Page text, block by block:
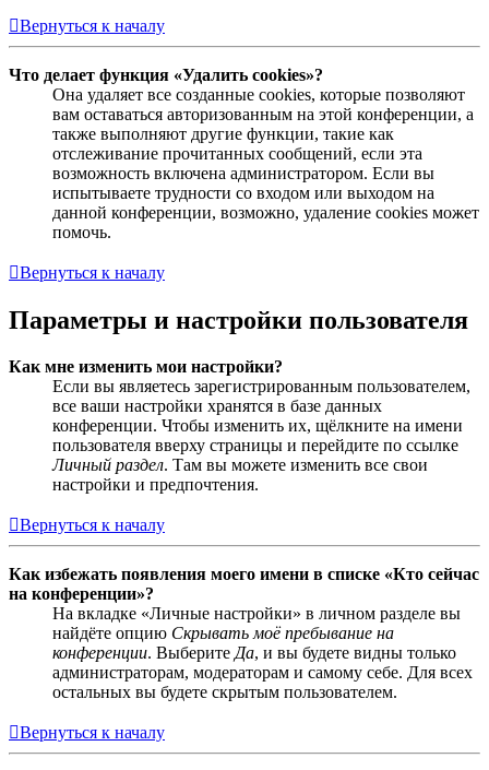
Вернуться к началу
Что делает функция «Удалить cookies»?
Она удаляет все созданные cookies, которые позволяют
вам оставаться авторизованным на этой конференции, а
также выполняют другие функции, такие как
отслеживание прочитанных сообщений, если эта
возможность включена администратором. Если вы
испытываете трудности со входом или выходом на
данной конференции, возможно, удаление cookies может
помочь.
Вернуться к началу
Параметры и настройки пользователя
Как мне изменить мои настройки?
Если вы являетесь зарегистрированным пользователем,
все ваши настройки хранятся в базе данных
конференции. Чтобы изменить их, щёлкните на имени
пользователя вверху страницы и перейдите по ссылке
Личный раздел. Там вы можете изменить все свои
настройки и предпочтения.
Вернуться к началу
Как избежать появления моего имени в списке «Кто сейчас
на конференции»?
На вкладке «Личные настройки» в личном разделе вы
найдёте опцию Скрывать моё пребывание на
конференции. Выберите Да, и вы будете видны только
администраторам, модераторам и самому себе. Для всех
остальных вы будете скрытым пользователем.
Вернуться к началу